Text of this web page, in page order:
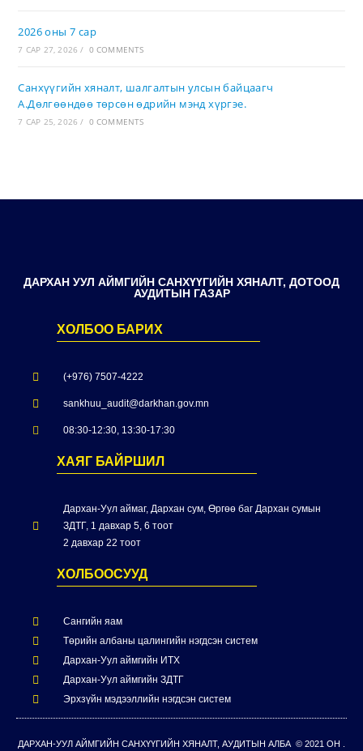
2026 оны 7 сар
7 САР 27, 2026 / 0 COMMENTS
Санхүүгийн хяналт, шалгалтын улсын байцаагч
А.Дөлгөөндөө төрсөн өдрийн мэнд хүргэе.
7 САР 25, 2026 / 0 COMMENTS
ДАРХАН УУЛ АЙМГИЙН САНХҮҮГИЙН ХЯНАЛТ, ДОТООД
АУДИТЫН ГАЗАР
ХОЛБОО БАРИХ
(+976) 7507-4222
sankhuu_audit@darkhan.gov.mn
08:30-12:30, 13:30-17:30
ХАЯГ БАЙРШИЛ
Дархан-Уул аймаг, Дархан сум, Өргөө баг Дархан сумын
ЗДТГ, 1 давхар 5, 6 тоот
2 давхар 22 тоот
ХОЛБООСУУД
Сангийн яам
Төрийн албаны цалингийн нэгдсэн систем
Дархан-Уул аймгийн ИТХ
Дархан-Уул аймгийн ЗДТГ
Эрхзүйн мэдээллийн нэгдсэн систем
ДАРХАН-УУЛ АЙМГИЙН САНХҮҮГИЙН ХЯНАЛТ, АУДИТЫН АЛБА © 2021 ОН .